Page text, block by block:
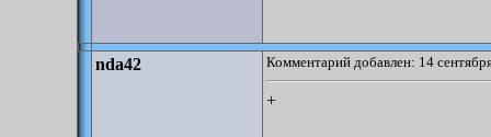
nda42 Комментарий добавлен: 14
+